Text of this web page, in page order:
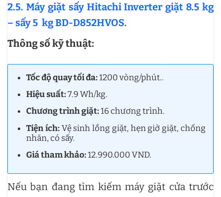
2.5. Máy giặt sấy Hitachi Inverter giặt 8.5 kg
– sấy 5 kg BD-D852HVOS.
Thông số kỹ thuật:
Tốc độ quay tối đa:1200 vòng/phút..
Hiệu suất:7.9 Wh/kg.
Chương trình giặt:16 chương trình.
Tiện ích:Vệ sinh lồng giặt, hẹn giờ giặt, chống
nhăn, có sấy.
Giá tham khảo:12.990.000 VND.
Nếu bạn đang tìm kiếm máy giặt cửa trước